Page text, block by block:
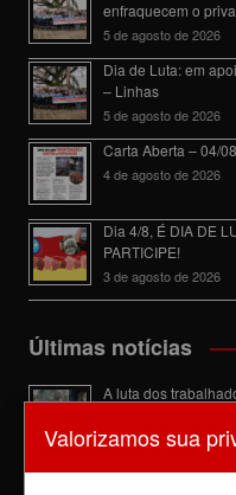
enfraquecem o
5 de agosto de 2026
Dia de Luta: em
– Linhas
5 de agosto de 2026
Carta Aberta – 04/
4 de agosto de 2026
Dia 4/8, É DIA DE
PARTICIPE!
3 de agosto de 2026
Últimas notícias
A luta dos
6 de agosto de 2026
Dia de luta!
Valorizamos sua